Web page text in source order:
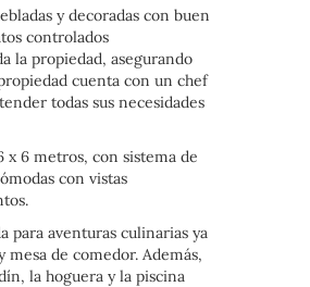
y decoradas con buen
controlados
la propiedad, asegurando
cuenta con un chef
todas sus necesidades
x 6 metros, con sistema de
con vistas
para aventuras culinarias ya
de comedor. Además,
la hoguera y la piscina